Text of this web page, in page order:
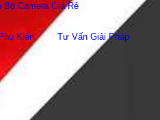
Bộ Camera Giá Rẻ
Kiên Tư Vấn Giải Pháp